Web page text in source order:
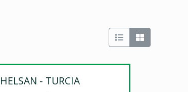
HELSAN - TURCIA